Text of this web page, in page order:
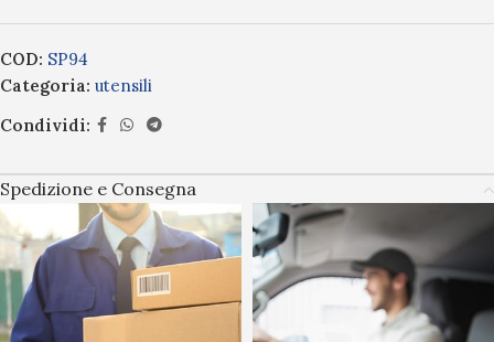
COD: SP94
Categoria: utensili
Condividi:
Spedizione e Consegna